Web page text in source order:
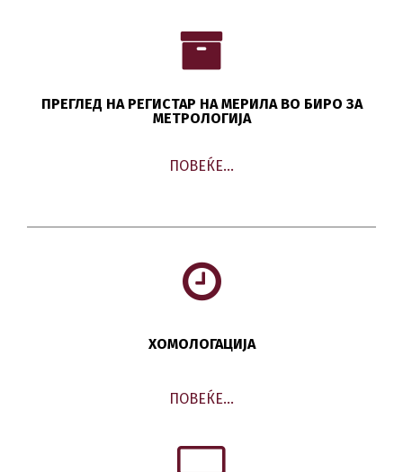
ПРЕГЛЕД НА РЕГИСТАР НА МЕРИЛА ВО БИРО ЗА
МЕТРОЛОГИЈА
ПОВЕЌЕ…
ХОМОЛОГАЦИЈА
ПОВЕЌЕ…